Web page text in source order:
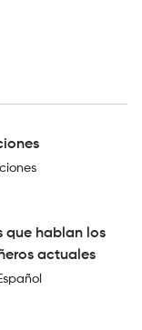
que hablan los
actuales